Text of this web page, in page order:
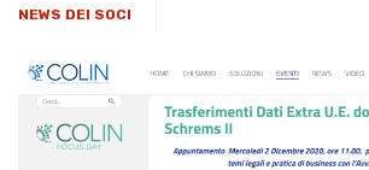
NEWS DEI SOCI